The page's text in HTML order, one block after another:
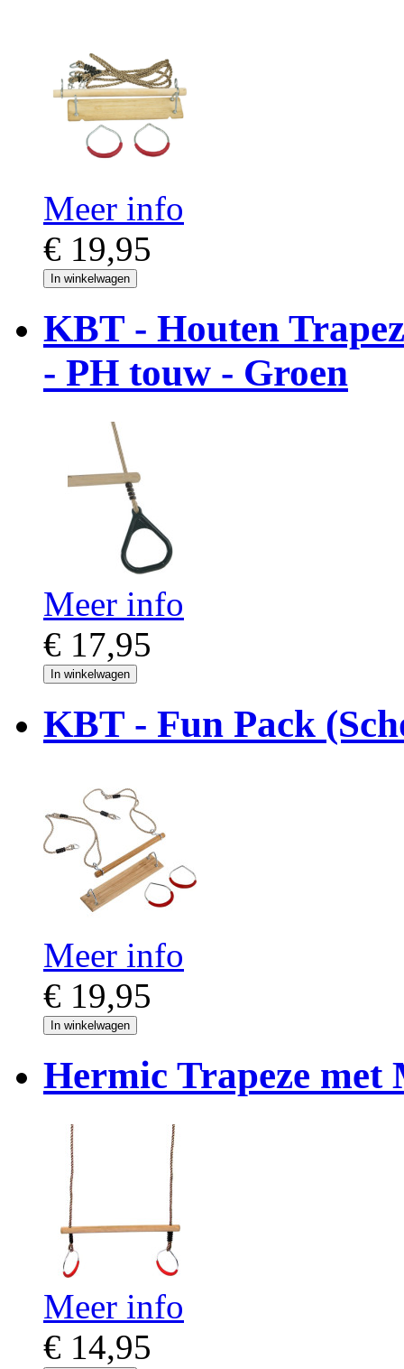
Meer info
€ 19,95
In winkelwagen
KBT - Houten
- PH touw - Groen
Meer info
€ 17,95
In winkelwagen
KBT - Fun Pack
Meer info
€ 19,95
In winkelwagen
Hermic Trapeze
Meer info
€ 14,95